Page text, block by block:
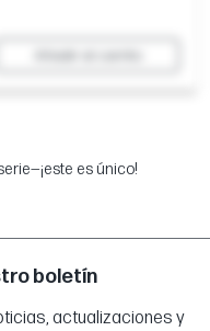
es único!
boletín
actualizaciones y